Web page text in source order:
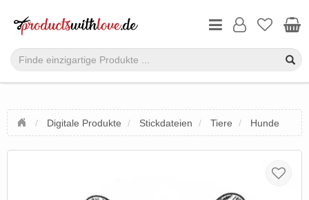
Digitale Produkte Stickdateien Tiere Hunde